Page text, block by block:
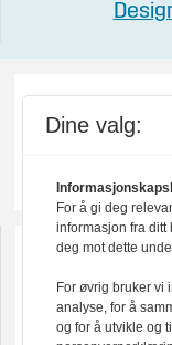
Dine valg:
For å gi deg
informasjon fra ditt
deg mot dette
For øvrig bruker vi
analyse, for å
og for å utvikle og